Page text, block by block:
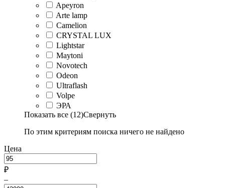
Apeyron
Arte lamp
Camelion
CRYSTAL LUX
Lightstar
Maytoni
Novotech
Odeon
Ultraflash
Volpe
ЭРА
Показать все (12)Свернуть
По этим критериям поиска ничего не найдено
Цена
₽
–